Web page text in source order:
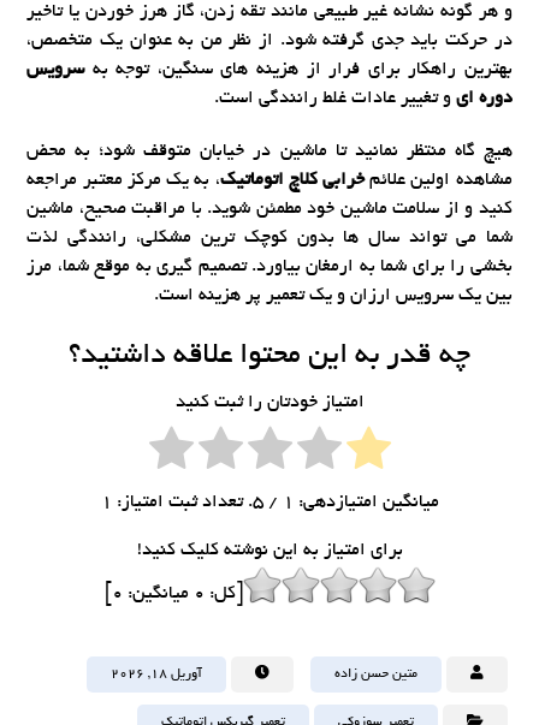
و هر گونه نشانه غیر طبیعی مانند تقه زدن، گاز هرز خوردن یا تاخیر
در حرکت باید جدی گرفته شود. از نظر من به عنوان یک متخصص،
بهترین راهکار برای فرار از هزینه های سنگین، توجه بهسرویس
دوره ای و تغییر عادات غلط رانندگی است.
هیچ گاه منتظر نمانید تا ماشین در خیابان متوقف شود؛ به محض
مشاهده اولین علائمخرابی کلاچ اتوماتیک، به یک مرکز معتبر مراجعه
کنید و از سلامت ماشین خود مطمئن شوید. با مراقبت صحیح، ماشین
شما می تواند سال ها بدون کوچک ترین مشکلی، رانندگی لذت
بخشی را برای شما به ارمغان بیاورد. تصمیم گیری به موقع شما، مرز
بین یک سرویس ارزان و یک تعمیر پر هزینه است.
چه قدر به این محتوا علاقه داشتید؟
امتیاز خودتان را ثبت کنید
میانگین امتیازدهی: 1 / 5. تعداد ثبت امتیاز: 1
برای امتیاز به این نوشته کلیک کنید!
[کل: 0 میانگین: 0
متین حسن زاده آوریل ۱۸, ۲۰۲۶